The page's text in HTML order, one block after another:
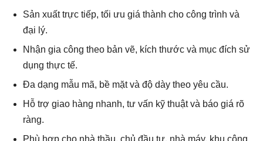
Sản xuất trực tiếp, tối ưu giá thành cho công trình và
đại lý.
Nhận gia công theo bản vẽ, kích thước và mục đích sử
dụng thực tế.
Đa dạng mẫu mã, bề mặt và độ dày theo yêu cầu.
Hỗ trợ giao hàng nhanh, tư vấn kỹ thuật và báo giá rõ
ràng.
Phù hợp cho nhà thầu, chủ đầu tư, nhà máy, khu công